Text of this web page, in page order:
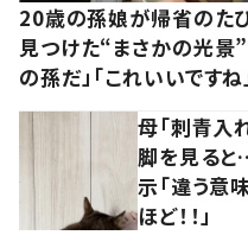
20歳の孫娘が帰省のた
見つけた“まさかの光景
の孫だ」「これいいですね
母「刺青入
脚を見る
示「違う意
ほど！！」